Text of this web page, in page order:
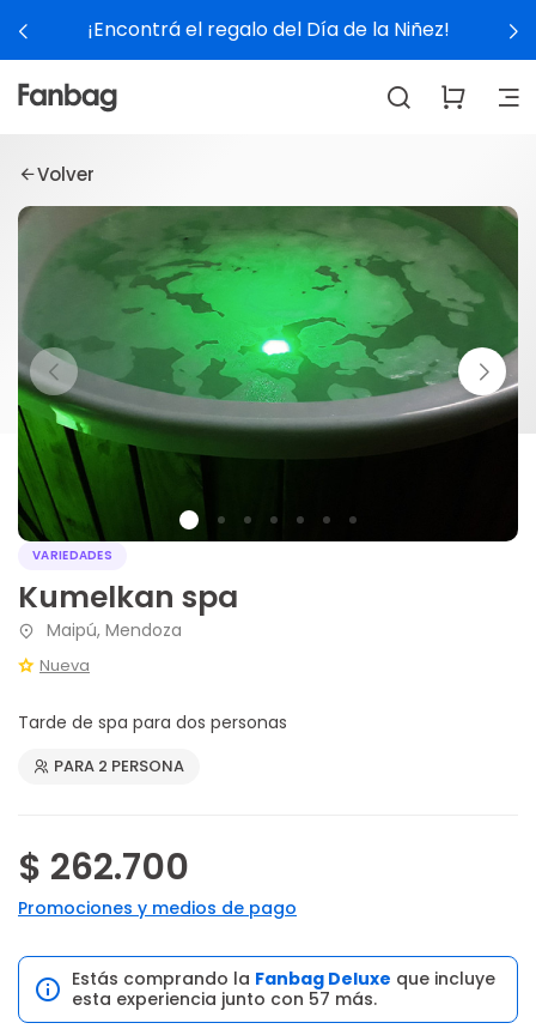
¡Encontrá el regalo del Día de la Niñez!
Volver
VARIEDADES
Kumelkan spa
Maipú, Mendoza
Nueva
Tarde de spa para dos personas
PARA 2 PERSONA
$ 262.700
Promociones y medios de pago
Estás comprando la Fanbag Deluxe que incluye
esta experiencia junto con 57 más.